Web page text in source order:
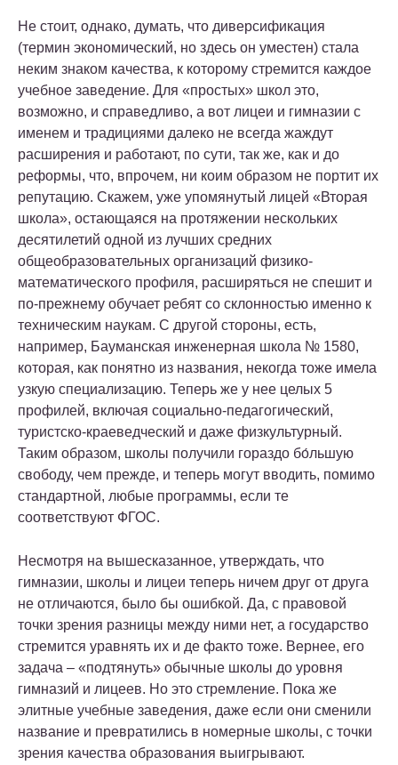
Не стоит, однако, думать, что диверсификация
(термин экономический, но здесь он уместен) стала
неким знаком качества, к которому стремится каждое
учебное заведение. Для «простых» школ это,
возможно, и справедливо, а вот лицеи и гимназии с
именем и традициями далеко не всегда жаждут
расширения и работают, по сути, так же, как и до
реформы, что, впрочем, ни коим образом не портит их
репутацию. Скажем, уже упомянутый лицей «Вторая
школа», остающаяся на протяжении нескольких
десятилетий одной из лучших средних
общеобразовательных организаций физико-
математического профиля, расширяться не спешит и
по-прежнему обучает ребят со склонностью именно к
техническим наукам. С другой стороны, есть,
например, Бауманская инженерная школа № 1580,
которая, как понятно из названия, некогда тоже имела
узкую специализацию. Теперь же у нее целых 5
профилей, включая социально-педагогический,
туристско-краеведческий и даже физкультурный.
Таким образом, школы получили гораздо бо́льшую
свободу, чем прежде, и теперь могут вводить, помимо
стандартной, любые программы, если те
соответствуют ФГОС.
Несмотря на вышесказанное, утверждать, что
гимназии, школы и лицеи теперь ничем друг от друга
не отличаются, было бы ошибкой. Да, с правовой
точки зрения разницы между ними нет, а государство
стремится уравнять их и де факто тоже. Вернее, его
задача – «подтянуть» обычные школы до уровня
гимназий и лицеев. Но это стремление. Пока же
элитные учебные заведения, даже если они сменили
название и превратились в номерные школы, с точки
зрения качества образования выигрывают.